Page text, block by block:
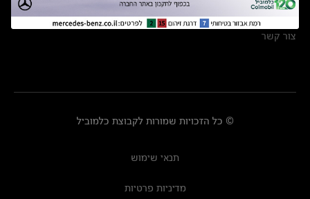
מרכזי שירות
צור קשר
© כל הזכויות שמורות לקבוצת כלמוביל
תנאי שימוש
מדיניות פרטיות